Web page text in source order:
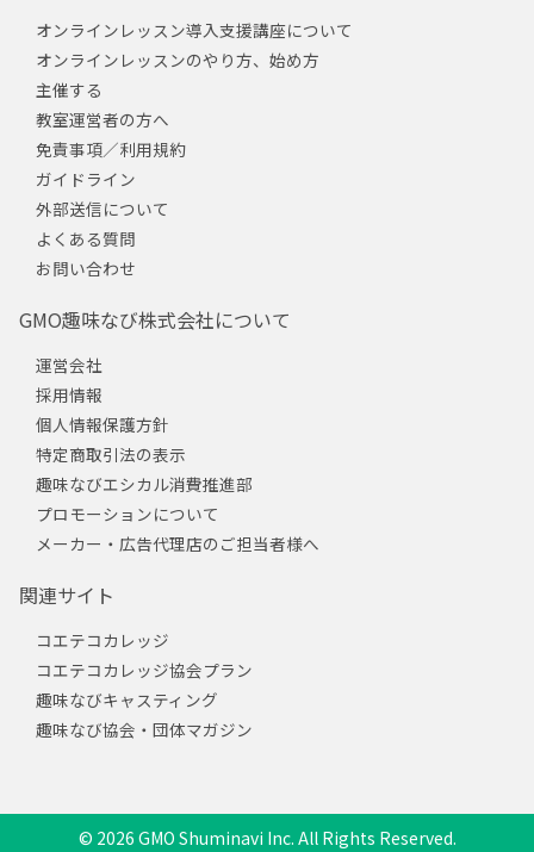
オンラインレッスン導入支援講座について
オンラインレッスンのやり方、始め方
主催する
教室運営者の方へ
免責事項／利用規約
ガイドライン
外部送信について
よくある質問
お問い合わせ
GMO趣味なび株式会社について
運営会社
採用情報
個人情報保護方針
特定商取引法の表示
趣味なびエシカル消費推進部
プロモーションについて
メーカー・広告代理店のご担当者様へ
関連サイト
コエテコカレッジ
コエテコカレッジ協会プラン
趣味なびキャスティング
趣味なび協会・団体マガジン
© 2026 GMO Shuminavi Inc. All Rights Reserved.